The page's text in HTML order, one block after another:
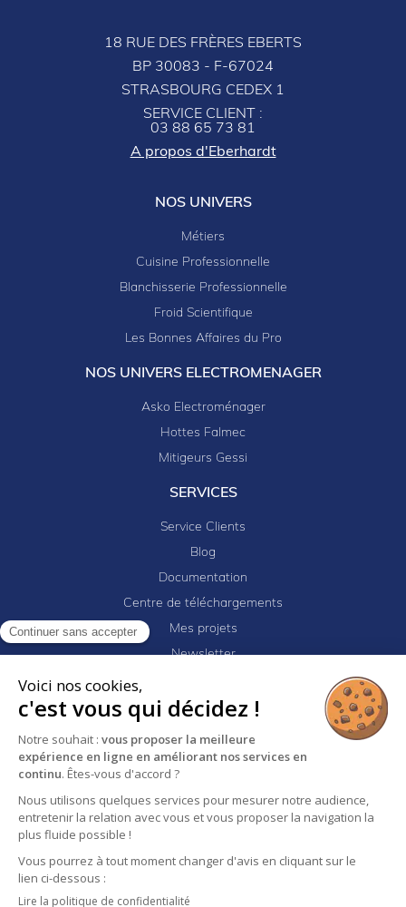
Continuer sans accepter
Voici nos cookies,
c'est vous qui décidez !
Notre souhait : vous proposer la meilleure
expérience en ligne en améliorant nos services en
continu. Êtes-vous d'accord ?
Nous utilisons quelques services pour mesurer notre audience,
entretenir la relation avec vous et vous proposer la navigation la
plus fluide possible !
Vous pourrez à tout moment changer d'avis en cliquant sur le
lien ci-dessous :
Lire la politique de confidentialité
18 RUE DES FRÈRES EBERTS
BP 30083 - F-67024
STRASBOURG CEDEX 1
SERVICE CLIENT :
03 88 65 73 81
A propos d'Eberhardt
NOS UNIVERS
Métiers
Cuisine Professionnelle
Blanchisserie Professionnelle
Froid Scientifique
Les Bonnes Affaires du Pro
NOS UNIVERS ELECTROMENAGER
Asko Electroménager
Hottes Falmec
Mitigeurs Gessi
SERVICES
Service Clients
Blog
Documentation
Centre de téléchargements
Mes projets
Newsletter
Mentions légales
Politique de confidentialité
Conditions générales de vente